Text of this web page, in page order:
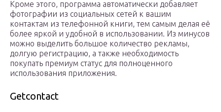
Кроме этого, программа автоматически добавляет
фотографии из социальных сетей к вашим
контактам из телефонной книги, тем самым делая её
более яркой и удобной в использовании. Из минусов
можно выделить большое количество рекламы,
долгую регистрацию, а также необходимость
покупать премиум статус для полноценного
использования приложения.
Getcontact